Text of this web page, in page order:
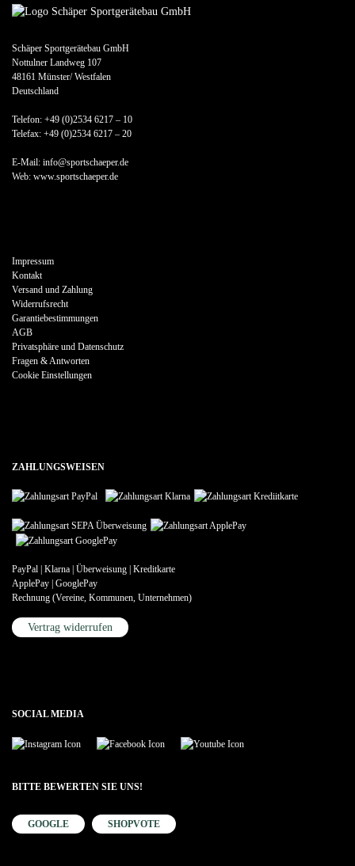
Schäper Sportgerätebau GmbH
Nottulner Landweg 107
48161 Münster/ Westfalen
Deutschland
Telefon: +49 (0)2534 6217 – 10
Telefax: +49 (0)2534 6217 – 20
E-Mail: info@sportschaeper.de
Web: www.sportschaeper.de
Impressum
Kontakt
Versand und Zahlung
Widerrufsrecht
Garantiebestimmungen
AGB
Privatsphäre und Datenschutz
Fragen & Antworten
Cookie Einstellungen
ZAHLUNGSWEISEN
PayPal | Klarna | Überweisung | Kreditkarte
ApplePay | GooglePay
Rechnung (Vereine, Kommunen, Unternehmen)
Vertrag widerrufen
SOCIAL MEDIA
BITTE BEWERTEN SIE UNS!
GOOGLE SHOPVOTE